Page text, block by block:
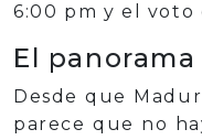
6:00 pm y el voto
El
Desde que
parece que no